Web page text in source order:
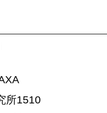
所1510